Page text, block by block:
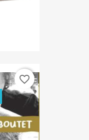
favorite_border